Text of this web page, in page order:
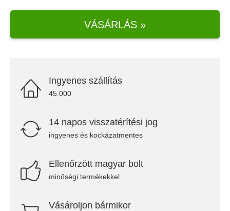
VÁSÁRLÁS »
Ingyenes szállítás
45.000
14 napos visszatérítési jog
ingyenes és kockázatmentes
Ellenőrzött magyar bolt
minőségi termékekkel
Vásároljon bármikor